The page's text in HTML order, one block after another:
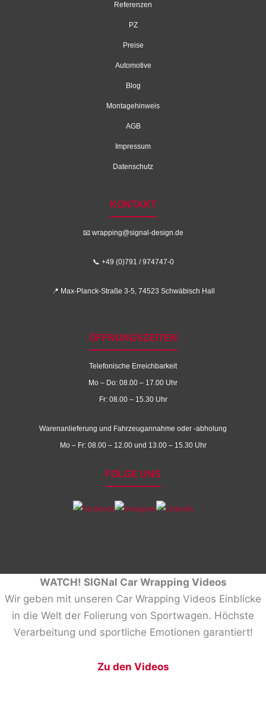
Referenzen
PZ
Preise
Automotive
Blog
Montagehinweis
AGB
Impressum
Datenschutz
KONTAKT
📧 wrapping@signal-design.de
📞 +49 (0)791 / 974747-0
📍 Max-Planck-Straße 3-5, 74523 Schwäbisch Hall
ÖFFNUNGSZEITEN
Telefonische Erreichbarkeit
Mo – Do: 08.00 – 17.00 Uhr
Fr: 08.00 – 15.30 Uhr
Warenanlieferung und Fahrzeugannahme oder -abholung
Mo – Fr: 08.00 – 12.00 und 13.00 – 15.30 Uhr
FOLGE UNS
WATCH! SIGNal Car Wrapping Videos
Wir geben mit unseren Car Wrapping Videos Einblicke
in die Welt der Folierung von Sportwagen. Höchste
Verarbeitung und sportliche Emotionen garantiert!
Zu den Videos